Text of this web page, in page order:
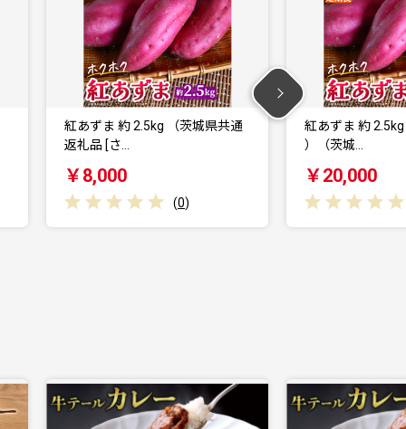
紅あずま 約 2.5kg （3回 定期便
）（茨城…
￥20,000
(0
紅あずま 約
）（茨城県…
￥40,000